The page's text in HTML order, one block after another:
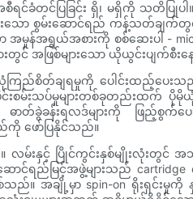
ခံတင်ပြခြင်း ရှိ၊ မရှိကို သတိပြု
ားသော စွမ်းဆောင်ရည် ကန့်သတ်ချ
န်အရွယ်အစားကို စစ်ဆေးပါ -
ျားတွင် အဖြစ်များသော ယိုယွင်း
ချရမှုကို ပေါင်းထည့်ပေးသည်။ ထိ
းသပ်မှုများတစ်ခုတည်းထက် ပိုမိုယုံ
ဓာတ်ခွဲခန်းရလဒ်များကို ဖြည့်
ကို ဖော်ပြနိုင်သည်။
ါ။ လမ်းနှင့် ပြိုင်ကွင်းနှစ်မျိုးလုံ
င်ရည်မြင့်အဖွဲ့များသည်
။ အချို့မှာ spin-on ရိုးရှင်းမှု